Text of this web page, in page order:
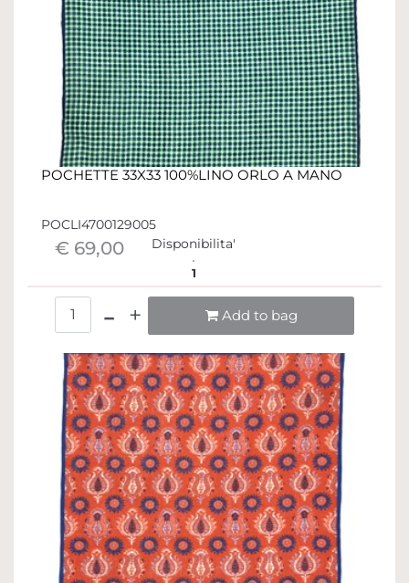
POCHETTE 33X33 100%LINO ORLO A MANO
POCLI4700129005
€ 69,00 Disponibilita'
1
Add to bag